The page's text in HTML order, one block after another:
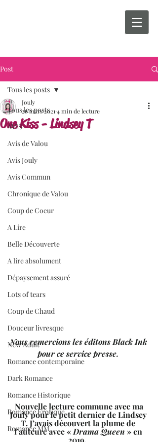
Post
Tous les posts
AVIS
Avis de Valou
Avis Jouly
Avis Commun
Chronique de Valou
Coup de Coeur
A Lire
Belle Découverte
A lire absolument
Dépaysement assuré
Lots of tears
Coup de Chaud
Douceur livresque
New Adult
Romance contemporaine
Dark Romance
Romance Historique
Romance Erotique
Romance MM
Tous les posts
One Kiss - Lindsey T
Jouly
26 mars 2021 4 min de lecture
Nous remercions les éditons Black Ink
pour ce service presse.
Nouvelle lecture commune avec ma
Jouly pour le petit dernier de Lindsey
T. J’avais découvert la plume de
l’auteure avec « Drama Queen » en
2019.